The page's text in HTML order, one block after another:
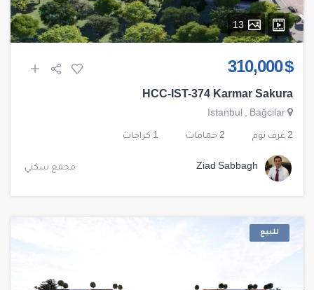
13
$ 310,000
HCC-IST-374 Karmar Sakura
Istanbul , Bağcilar
2 غرف نوم 2 حمامات 1 كراجات
Ziad Sabbagh مجمع سكني
للبيع